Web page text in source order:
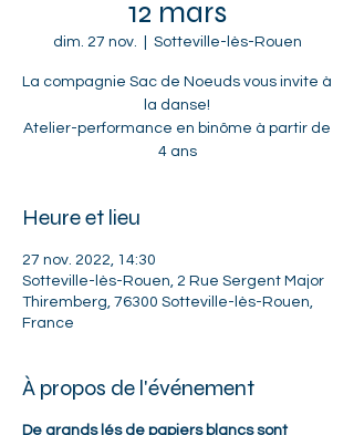
12 mars
dim. 27 nov. Sotteville-lès-Rouen
La compagnie Sac de Noeuds vous invite à
la danse!
Atelier-performance en binôme à partir de
4 ans
Heure et lieu
27 nov. 2022, 14:30
Sotteville-lès-Rouen, 2 Rue Sergent Major
Thiremberg, 76300 Sotteville-lès-Rouen,
France
À propos de l'événement
De grands lés de papiers blancs sont